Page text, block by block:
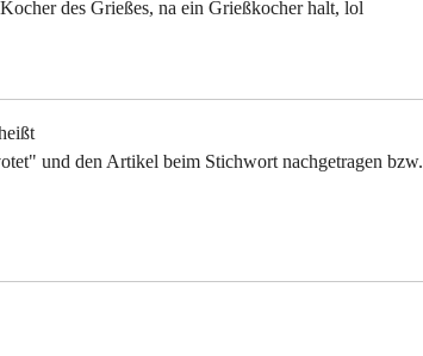
des Grießes, na ein Grießkocher halt, lol
und den Artikel beim Stichwort nachgetragen bzw.